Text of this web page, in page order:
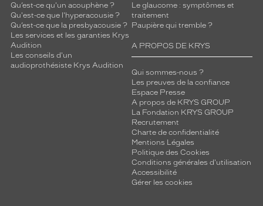
Qu’est-ce qu'un acouphène ?
Qu'est-ce que l'hyperacousie ?
Qu’est-ce que la presbyacousie ?
Les services et les garanties Krys
Audition
Les conseils d'un
audioprothésiste Krys Audition
Le glaucome : symptômes et
traitement
Paupière qui tremble ?
A PROPOS DE KRYS
Qui sommes-nous ?
Les preuves de la confiance
Espace Presse
A propos de KRYS GROUP
La Fondation KRYS GROUP
Recrutement
Charte de confidentialité
Mentions Légales
Politique des Cookies
Conditions générales d'utilisation
Accessibilité
Gérer les cookies